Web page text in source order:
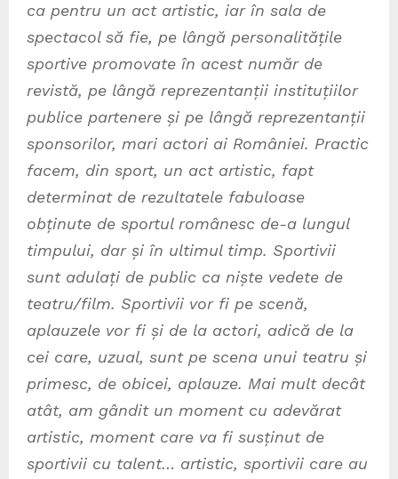
ca pentru un act artistic, iar în sala de
spectacol să fie, pe lângă personalitățile
sportive promovate în acest număr de
revistă, pe lângă reprezentanții instituțiilor
publice partenere și pe lângă reprezentanții
sponsorilor, mari actori ai României. Practic
facem, din sport, un act artistic, fapt
determinat de rezultatele fabuloase
obținute de sportul românesc de-a lungul
timpului, dar și în ultimul timp. Sportivii
sunt adulați de public ca niște vedete de
teatru/film. Sportivii vor fi pe scenă,
aplauzele vor fi și de la actori, adică de la
cei care, uzual, sunt pe scena unui teatru și
primesc, de obicei, aplauze. Mai mult decât
atât, am gândit un moment cu adevărat
artistic, moment care va fi susținut de
sportivii cu talent… artistic, sportivii care au